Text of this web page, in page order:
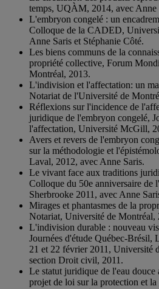
temps, UQÀM, 2014, avec Anne
L'embryon congelé : un
Colloque de la CADED,
Anne Saris et Stéphanie Côté.
Les biens communs de la
propriété collective, Forum
Montréal, 2013.
L'indivision et l'affectation: un
Notariat de l'Université de
Réflexions sur l'incidence de
juridique de l'embryon congelé,
l'affectation, Université McGill,
Avers et revers de l'embryon
sur la méthodologie et
Laval, 2012, avec Anne Saris.
Le vivant face aux traditions
Colloque du 50e anniversaire
Sherbrooke 2011, avec Anne
Mirages et phantasmes de la
Notariat, Université de Montréal,
L'indivision durable : nouveau
Journées d'étude Québec-Brésil,
21 et 22 février 2011, Université
section Droit civil, 2011.
Le statut juridique de l'eau douce
projet de loi sur la protection et